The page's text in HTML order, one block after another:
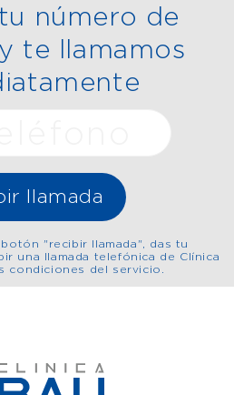
número de
te llamamos
llamada
"recibir llamada", das tu
una llamada telefónica de Clínica
condiciones del servicio.